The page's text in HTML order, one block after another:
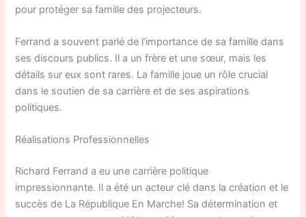
pour protéger sa famille des projecteurs.
Ferrand a souvent parlé de l’importance de sa famille dans
ses discours publics. Il a un frère et une sœur, mais les
détails sur eux sont rares. La famille joue un rôle crucial
dans le soutien de sa carrière et de ses aspirations
politiques.
Réalisations Professionnelles
Richard Ferrand a eu une carrière politique
impressionnante. Il a été un acteur clé dans la création et le
succès de La République En Marche! Sa détermination et